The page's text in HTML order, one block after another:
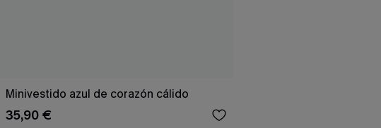
Minivestido azul de corazón cálido
35,90 €